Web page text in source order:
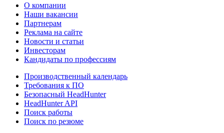
О компании
Наши вакансии
Партнерам
Реклама на сайте
Новости и статьи
Инвесторам
Кандидаты по профессиям
Производственный календарь
Требования к ПО
Безопасный HeadHunter
HeadHunter API
Поиск работы
Поиск по резюме